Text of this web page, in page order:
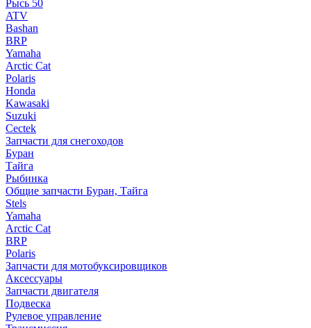
Рысь 50
ATV
Bashan
BRP
Yamaha
Arctic Cat
Polaris
Honda
Kawasaki
Suzuki
Cectek
Запчасти для снегоходов
Буран
Тайга
Рыбинка
Общие запчасти Буран, Тайга
Stels
Yamaha
Arctic Cat
BRP
Polaris
Запчасти для мотобуксировщиков
Аксессуары
Запчасти двигателя
Подвеска
Рулевое управление